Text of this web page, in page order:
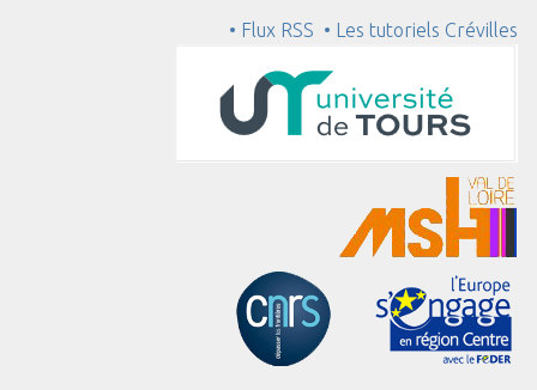
• Flux RSS • Les tutoriels Crévilles